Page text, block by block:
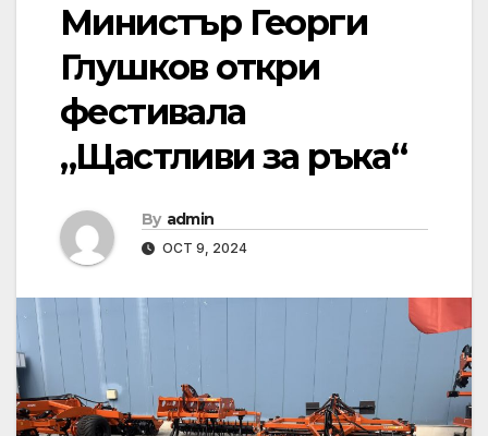
Министър Георги
Глушков откри
фестивала
„Щастливи за ръка“
By admin
OCT 9, 2024